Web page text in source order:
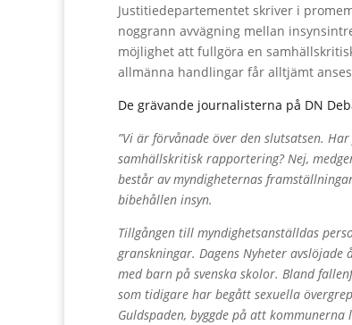
Justitiedepartementet skriver i
noggrann avvägning mellan
möjlighet att fullgöra en
allmänna handlingar får alltjämt
De grävande journalisterna på DN
”Vi är förvånade över den slutsatsen.
samhällskritisk rapportering? Nej,
består av myndigheternas
bibehållen insyn.
Tillgången till myndighetsanställdas
granskningar. Dagens Nyheter
med barn på svenska skolor. Bland
som tidigare har begått sexuella
Guldspaden, byggde på att